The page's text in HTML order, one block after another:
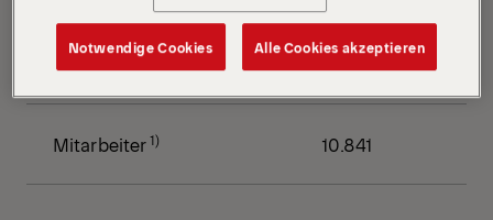
Konzernergebnis
Mitarbeiter1) 10.841
Notwendige Cookies Alle Cookies akzeptieren